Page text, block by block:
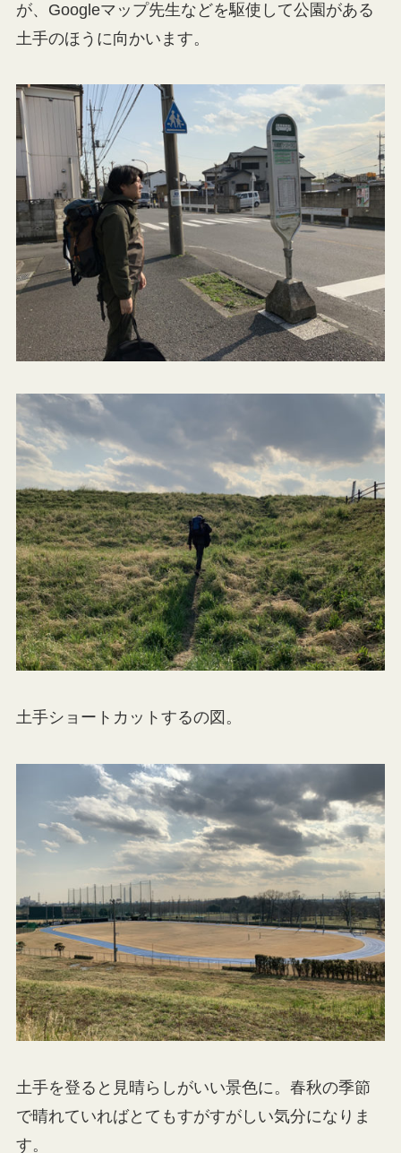
が、Googleマップ先生などを駆使して公園がある
土手のほうに向かいます。
土手ショートカットするの図。
土手を登ると見晴らしがいい景色に。春秋の季節
で晴れていればとてもすがすがしい気分になりま
す。